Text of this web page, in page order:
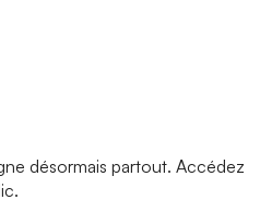
désormais partout. Accédez